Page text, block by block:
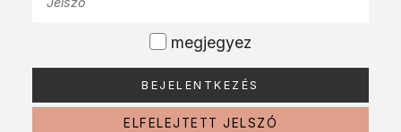
megjegyez
ELFELEJTETT JELSZÓ